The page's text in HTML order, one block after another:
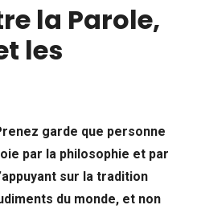
la Parole,
les
garde que personne
par la philosophie et par
sur la tradition
du monde, et non